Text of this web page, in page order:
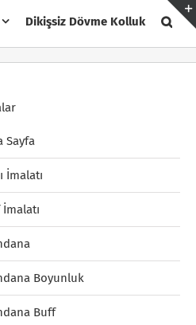
Dikişsiz Dövme Kolluk
Sayfa
İmalatı
İmalatı
Boyunluk
Buff